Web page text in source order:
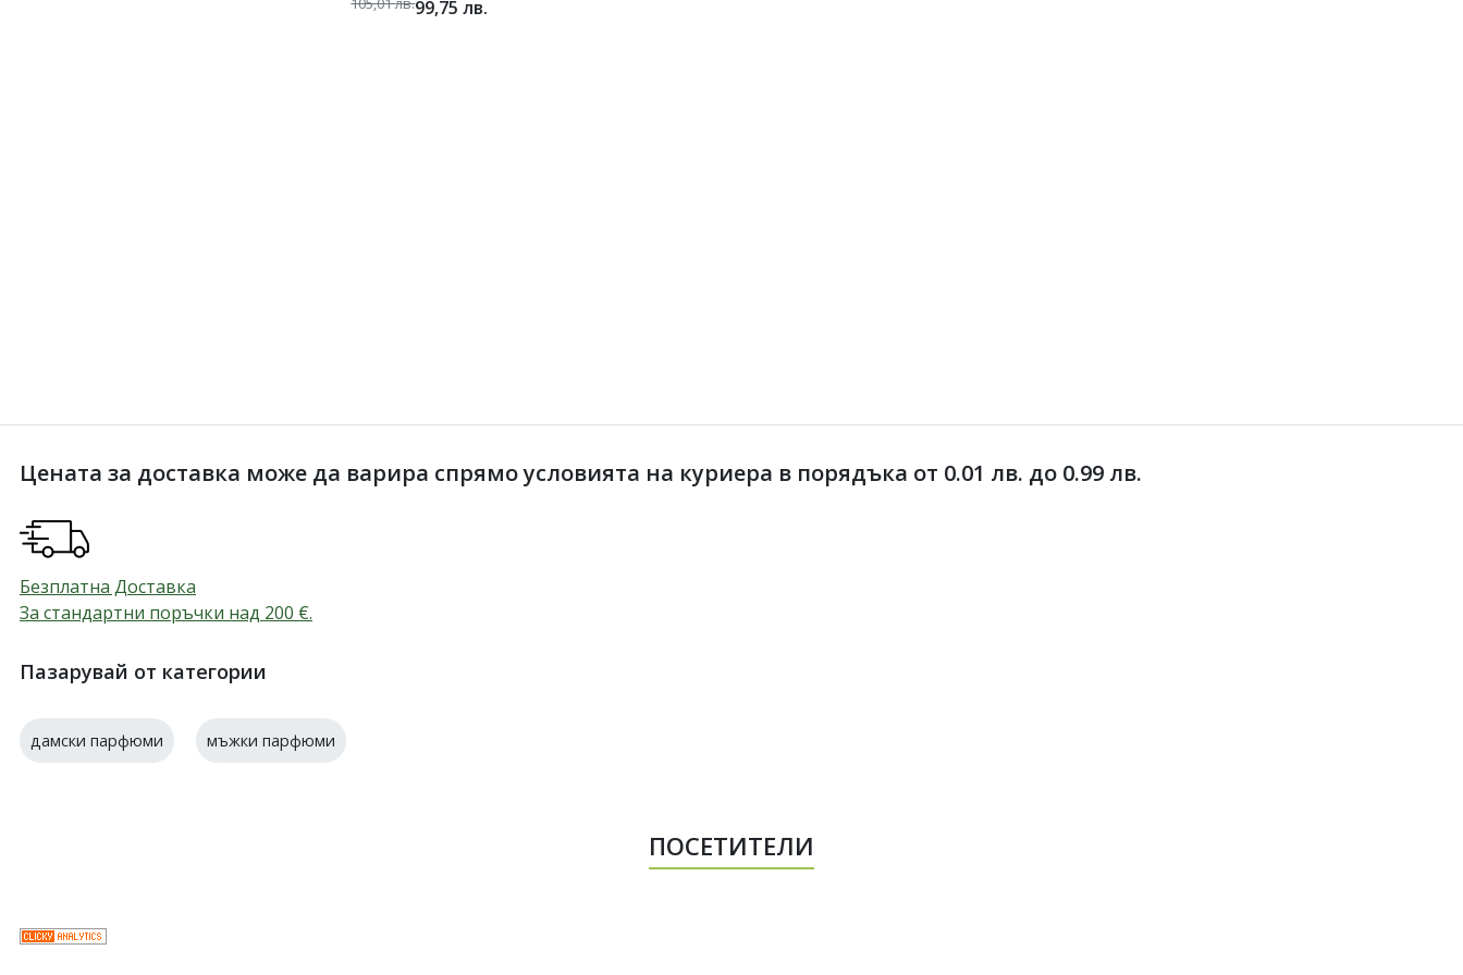
99,75лв.
Цената за доставка може да варира спрямо условията на куриера в порядъка от 0.01 лв. до 0.99 лв.
Безплатна Доставка
За стандартни поръчки над 200 €.
Пазарувай от категории
дамски парфюми мъжки парфюми
ПОСЕТИТЕЛИ